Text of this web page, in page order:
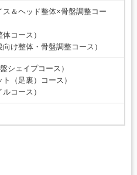
ス＆ヘッド整体×骨盤調整コー
コース）
け整体・骨盤調整コース）
シェイプコース）
（足裏）コース）
コース）